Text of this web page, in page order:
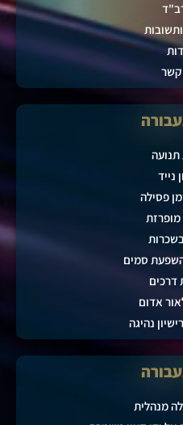
קשר
תנועה
נייד
פסילה
מופרזת
סמים
דרכים
אדום
נהיגה
מנהלית